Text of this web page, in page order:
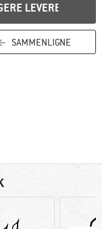
LEVERES
SAMMENLIGNE
- oplysningerne får du